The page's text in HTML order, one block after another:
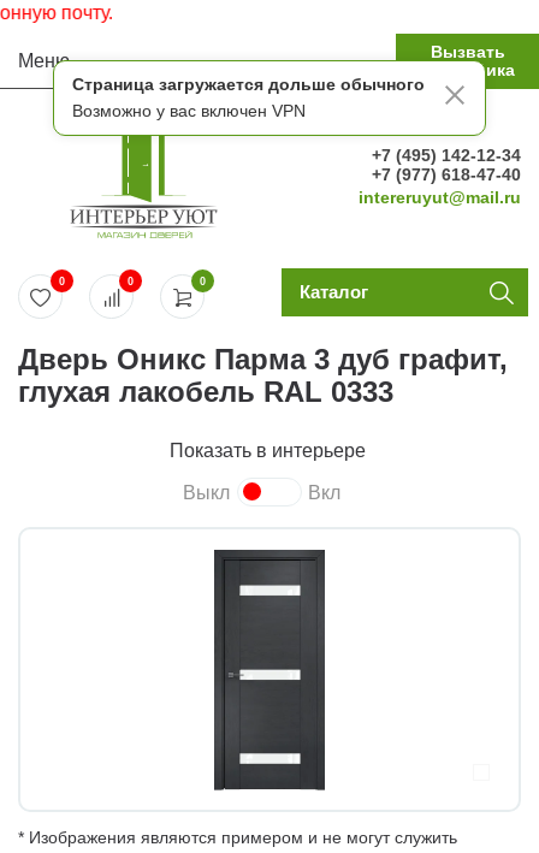
Страница загружается дольше обычного
Возможно у вас включен VPN
почту.
Меню
Вызвать
замерщика
+7 (495) 142-12-34
+7 (977) 618-47-40
intereruyut@mail.ru
0
0 0 Каталог
Дверь Оникс Парма 3 дуб графит,
глухая лакобель RAL 0333
Показать в интерьере
Выкл Вкл
* Изображения являются примером и не могут служить